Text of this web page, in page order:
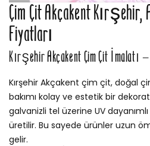
Çim Çit Akçakent Kırşehir,
Fiyatları
Kırşehir Akçakent Çim Çit İmalatı
Kırşehir Akçakent çim çit, doğal
bakımı kolay ve estetik bir
galvanizli tel üzerine UV
üretilir. Bu sayede ürünler uzun
gelir.